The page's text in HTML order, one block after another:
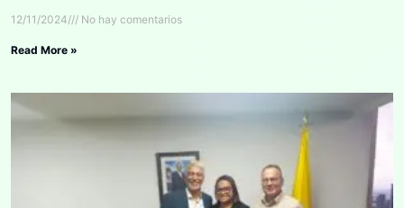
12/11/2024 No hay comentarios
Read More »